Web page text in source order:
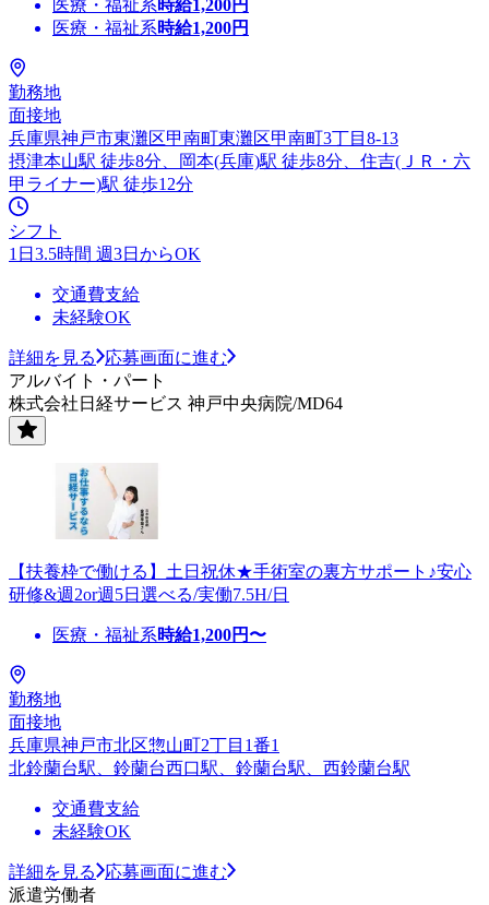
医療・福祉系時給1,200円
医療・福祉系時給1,200円
勤務地
面接地
兵庫県神戸市東灘区甲南町東灘区甲南町3丁目8-13
摂津本山駅 徒歩8分、岡本(兵庫)駅 徒歩8分、住吉(ＪＲ・六
甲ライナー)駅 徒歩12分
シフト
1日3.5時間 週3日からOK
交通費支給
未経験OK
詳細を見る
応募画面に進む
アルバイト・パート
株式会社日経サービス 神戸中央病院/MD64
【扶養枠で働ける】土日祝休★手術室の裏方サポート♪安心
研修&週2or週5日選べる/実働7.5H/日
医療・福祉系時給1,200円〜
勤務地
面接地
兵庫県神戸市北区惣山町2丁目1番1
北鈴蘭台駅、鈴蘭台西口駅、鈴蘭台駅、西鈴蘭台駅
交通費支給
未経験OK
詳細を見る
応募画面に進む
派遣労働者